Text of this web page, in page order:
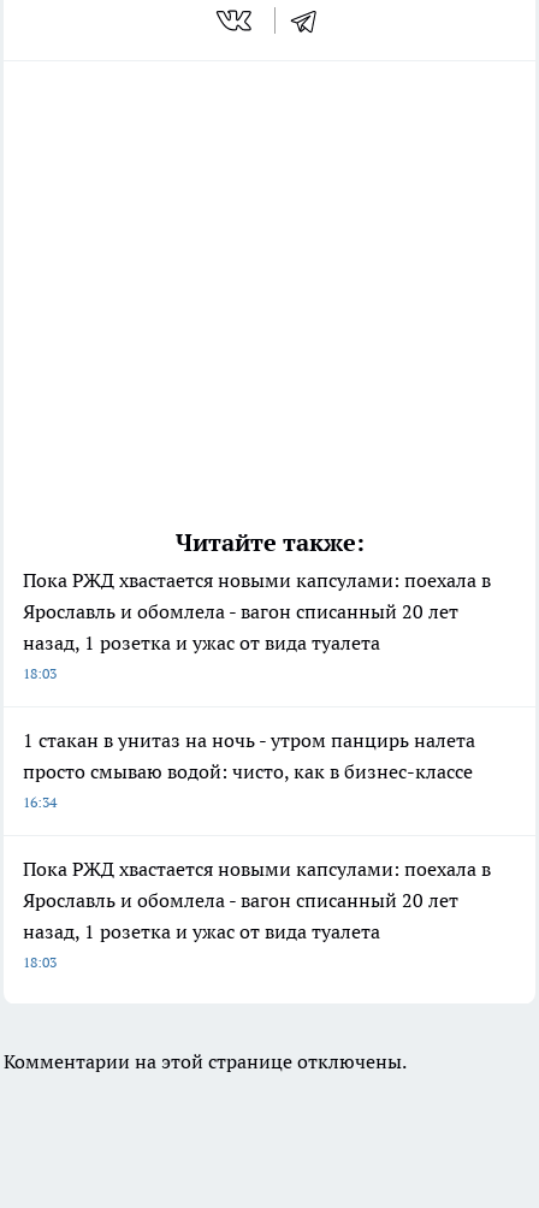
Читайте также:
Пока РЖД хвастается новыми капсулами: поехала в
Ярославль и обомлела - вагон списанный 20 лет
назад, 1 розетка и ужас от вида туалета
18:03
1 стакан в унитаз на ночь - утром панцирь налета
просто смываю водой: чисто, как в бизнес-классе
16:34
Пока РЖД хвастается новыми капсулами: поехала в
Ярославль и обомлела - вагон списанный 20 лет
назад, 1 розетка и ужас от вида туалета
18:03
Комментарии на этой странице отключены.